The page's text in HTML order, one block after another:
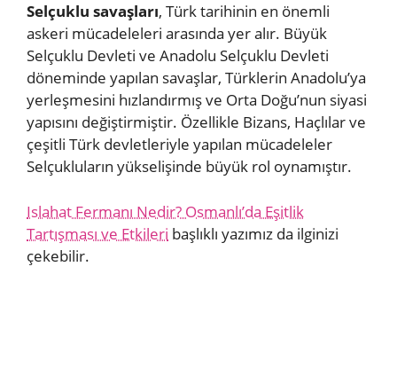
Selçuklu savaşları, Türk tarihinin en önemli
askeri mücadeleleri arasında yer alır. Büyük
Selçuklu Devleti ve Anadolu Selçuklu Devleti
döneminde yapılan savaşlar, Türklerin Anadolu’ya
yerleşmesini hızlandırmış ve Orta Doğu’nun siyasi
yapısını değiştirmiştir. Özellikle Bizans, Haçlılar ve
çeşitli Türk devletleriyle yapılan mücadeleler
Selçukluların yükselişinde büyük rol oynamıştır.
Islahat Fermanı Nedir? Osmanlı’da Eşitlik
Tartışması ve Etkileri başlıklı yazımız da ilginizi
çekebilir.